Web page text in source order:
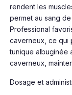
rendent les
permet au sang
Professional
caverneux, ce qui
tunique albuginée
caverneux,
Dosage et